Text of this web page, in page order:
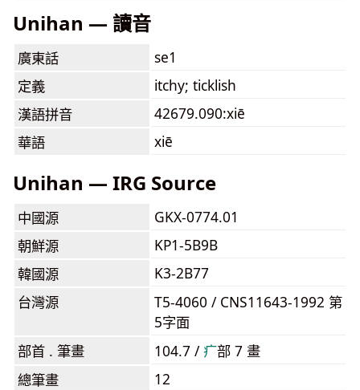
Unihan — 讀音
廣東話
se1
定義
itchy; ticklish
漢語拼音
42679.090:xiē
華語
xiē
Unihan — IRG Source
中國源
GKX-0774.01
朝鮮源
KP1-5B9B
韓國源
K3-2B77
台灣源
T5-4060 / CNS11643-1992 第
5字面
部首 . 筆畫
104.7 /⽧部 7 畫
總筆畫
12